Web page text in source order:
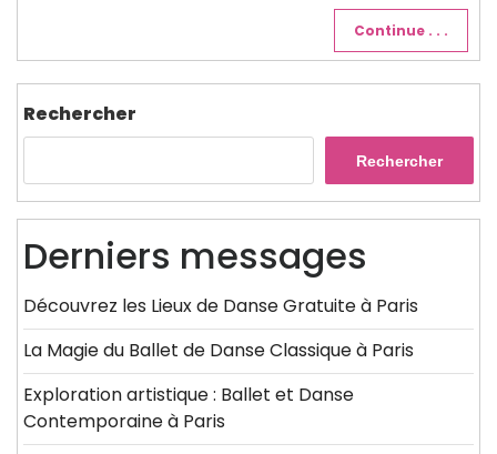
Continue . . .
Rechercher
Rechercher
Derniers messages
Découvrez les Lieux de Danse Gratuite à Paris
La Magie du Ballet de Danse Classique à Paris
Exploration artistique : Ballet et Danse
Contemporaine à Paris